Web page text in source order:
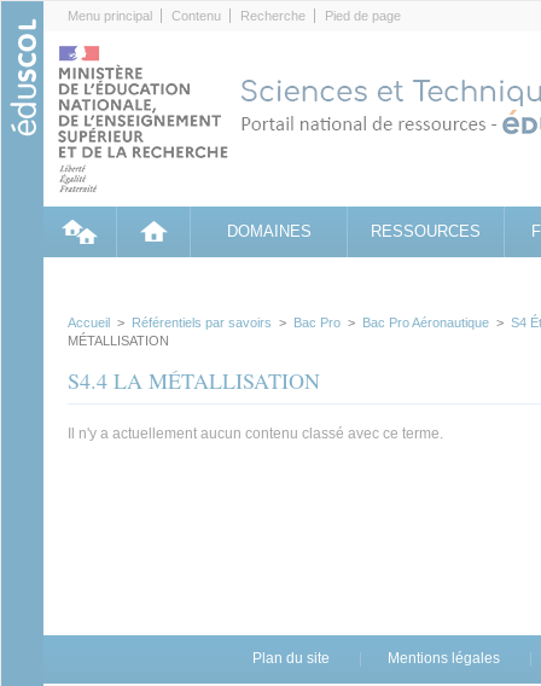
Menu principal Contenu Recherche Pied de page
DOMAINES RESSOURCES
Accueil > Référentiels par savoirs > Bac Pro > Bac Pro Aéronautique > S4
MÉTALLISATION
S4.4 LA MÉTALLISATION
Il n'y a actuellement aucun contenu classé avec ce terme.
Plan du site Mentions légales